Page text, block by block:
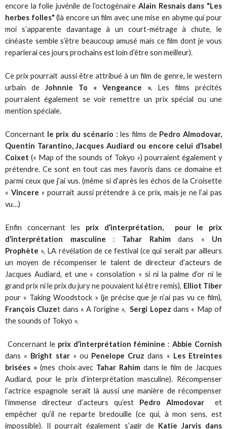
encore la folie juvénile de l’octogénaire Alain Resnais dans "Les
herbes folles" (là encore un film avec une mise en abyme qui pour
moi s’apparente davantage à un court-métrage à chute, le
cinéaste semble s’être beaucoup amusé mais ce film dont je vous
reparlerai ces jours prochains est loin d’être son meilleur).
Ce prix pourrait aussi être attribué à un film de genre, le western
urbain deJohnnie To « Vengeance ».Les films précités
pourraient également se voir remettre un prix spécial ou une
mention spéciale.
Concernant le prix du scénario : les films de Pedro Almodovar,
Quentin Tarantino, Jacques Audiard ou encore celui d’Isabel
Coixet (« Map of the sounds of Tokyo ») pourraient également y
prétendre. Ce sont en tout cas mes favoris dans ce domaine et
parmi ceux que j’ai vus. (même si d’après les échos de la Croisette
« Vincere » pourrait aussi prétendre à ce prix, mais je ne l’ai pas
vu…)
Enfin concernant les prix d’interprétation, pour le prix
d’interprétation masculine : Tahar Rahimdans « Un
Prophète », LA révélation de ce festival (ce qui serait par ailleurs
un moyen de récompenser le talent de directeur d’acteurs de
Jacques Audiard, et une « consolation » si ni la palme d’or ni le
grand prix ni le prix du jury ne pouvaient lui être remis), Elliot Tiber
pour « Taking Woodstock » (je précise que je n’ai pas vu ce film),
François Cluzet dans « A l’origine », Sergi Lopez dans « Map of
the sounds of Tokyo ».
Concernant le prix d’interprétation féminine :Abbie Cornish
dans « Bright star» ou Penelope Cruz dans « Les Etreintes
brisées »(mes choix avec Tahar Rahimdans le film de Jacques
Audiard, pour le prix d’interprétation masculine). Récompenser
l’actrice espagnole serait là aussi une manière de récompenser
l’immense directeur d’acteurs qu’est
Pedro Almodovaret
empêcher qu’il ne reparte bredouille (ce qui, à mon sens, est
impossible). Il pourrait également s’agir de Katie Jarvis dans